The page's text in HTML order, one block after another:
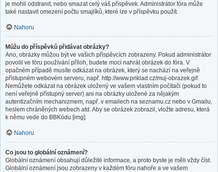
je mohli odstranit, nebo smazat celý váš příspěvek. Administrátor fóra může
také nastavit omezení počtu smajlíků, které lze v příspěvku použít.
Nahoru
Můžu do příspěvků přidávat obrázky?
Ano, obrázky můžou být ve vašich příspěvcích zobrazeny. Pokud administrátor
povolil ve fóru používání příloh, budete moci nahrát obrázek do fóra. V
opačném případě musíte odkázat na obrázek, který se nachází na veřejně
přístupném webovém serveru, např. http://www.priklad.cz/muj-obrazek.gif.
Nemůžete odkázat na obrázek uložený ve vašem vlastním počítači (pokud to
není veřejně přístupný server) ani na obrázky uložené za nějakým
autentizačním mechanizmem, např. v emailech na seznamu.cz nebo v Gmailu,
heslem chráněných webech atd. Aby se obrázek zobrazil, vložte adresu, která
k němu vede do BBKódu [img].
Nahoru
Co jsou to globální oznámení?
Globální oznámení obsahují důležité informace, a proto byste je měli vždy číst.
Globální oznámení jsou zobrazeny v každém fóru nahoře a ve vašem